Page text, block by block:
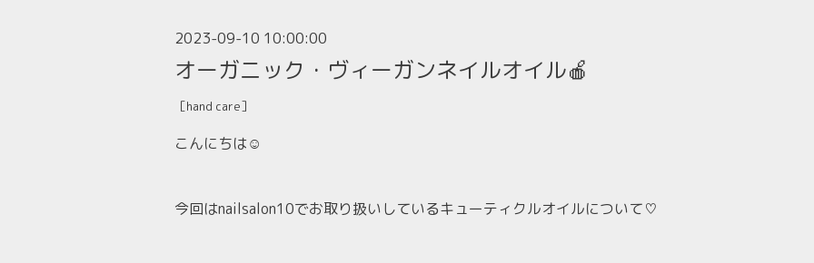
2023-09-10 10:00:00
オーガニック・ヴィーガンネイルオイル🍎
［hand care］
こんにちは☺️
今回はnailsalon10でお取り扱いしているキューティクルオイルについて♡